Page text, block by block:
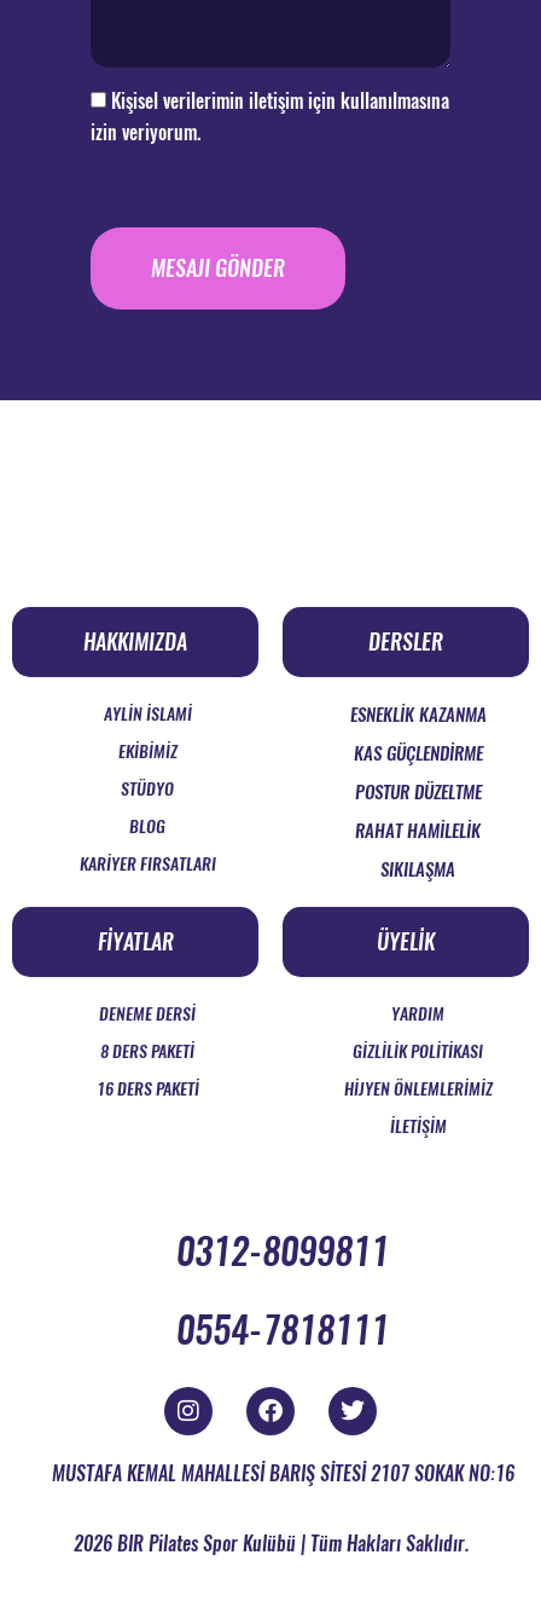
Kişisel verilerimin iletişim için kullanılmasına
izin veriyorum.
MESAJI GÖNDER
HAKKIMIZDA
AYLİN İSLAMİ
EKİBİMİZ
STÜDYO
BLOG
KARİYER FIRSATLARI
DERSLER
ESNEKLİK KAZANMA
KAS GÜÇLENDİRME
POSTUR DÜZELTME
RAHAT HAMİLELİK
SIKILAŞMA
FİYATLAR
DENEME DERSİ
8 DERS PAKETİ
16 DERS PAKETİ
ÜYELİK
YARDIM
GİZLİLİK POLİTİKASI
HİJYEN ÖNLEMLERİMİZ
İLETİŞİM
0312-8099811
0554-7818111
MUSTAFA KEMAL MAHALLESİ BARIŞ SİTESİ 2107 SOKAK NO:16
2026 BIR Pilates Spor Kulübü | Tüm Hakları Saklıdır.